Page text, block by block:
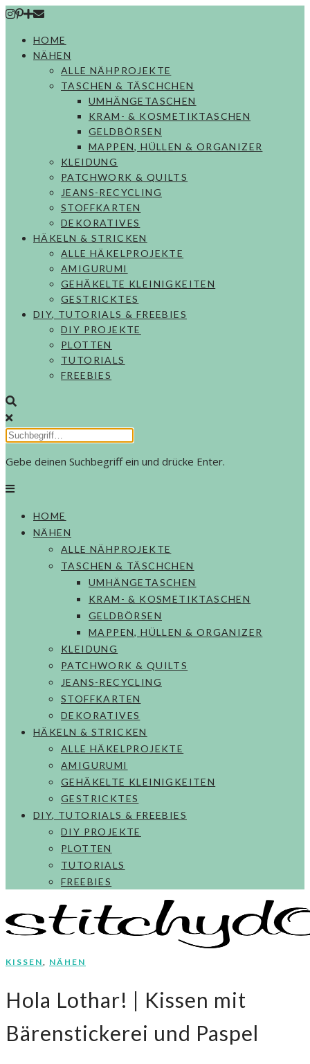
Skip
contentHOME
NÄHEN
ALLE NÄHPROJEKTE
TASCHEN & TÄSCHCHEN
UMHÄNGETASCHEN
KRAM- & KOSMETIKTASCHEN
GELDBÖRSEN
MAPPEN, HÜLLEN & ORGANIZER
KLEIDUNG
PATCHWORK & QUILTS
JEANS-RECYCLING
STOFFKARTEN
DEKORATIVES
HÄKELN & STRICKEN
ALLE HÄKELPROJEKTE
AMIGURUMI
GEHÄKELTE KLEINIGKEITEN
GESTRICKTES
DIY, TUTORIALS & FREEBIES
DIY PROJEKTE
PLOTTEN
TUTORIALS
FREEBIES
Gebe deinen Suchbegriff ein und drücke Enter.
HOME
NÄHEN
ALLE NÄHPROJEKTE
TASCHEN & TÄSCHCHEN
UMHÄNGETASCHEN
KRAM- & KOSMETIKTASCHEN
GELDBÖRSEN
MAPPEN, HÜLLEN & ORGANIZER
KLEIDUNG
PATCHWORK & QUILTS
JEANS-RECYCLING
STOFFKARTEN
DEKORATIVES
HÄKELN & STRICKEN
ALLE HÄKELPROJEKTE
AMIGURUMI
GEHÄKELTE KLEINIGKEITEN
GESTRICKTES
DIY, TUTORIALS & FREEBIES
DIY PROJEKTE
PLOTTEN
TUTORIALS
FREEBIES
KISSEN, NÄHEN
Hola Lothar! | Kissen mit
Bärenstickerei und Paspel